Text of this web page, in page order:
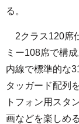
る。
2クラス120席
ミー108席で構
内線で標準的な
タッガード配列
トフォン用スタ
画などを楽しめ